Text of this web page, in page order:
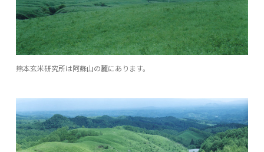
熊本玄米研究所は阿蘇山の麓にあります。